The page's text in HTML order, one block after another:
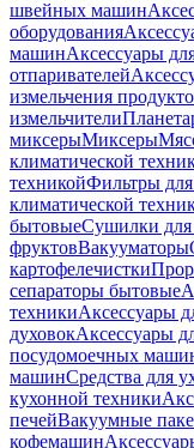
швейных машин
оборудования
машинАксессуары
отпаривателей
измельчения
измельчители
миксерыМиксеры
климатической
техникойФильтры
климатической
бытовыеСушилки
фруктовВакууматоры
картофелечистки
сепараторы бытовые
техникиАксессуары
духовокАксессуары
посудомоечных
машинСредства для
кухонной техники
печейВакуумные
кофемашин